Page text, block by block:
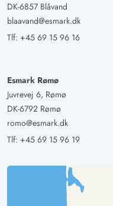
DK-6857 Blåvand
blaavand@esmark.dk
Tlf: +45 69 15 96 16
Esmark Rømø
Juvrevej 6, Rømø
DK-6792 Rømø
romo@esmark.dk
Tlf: +45 69 15 96 19